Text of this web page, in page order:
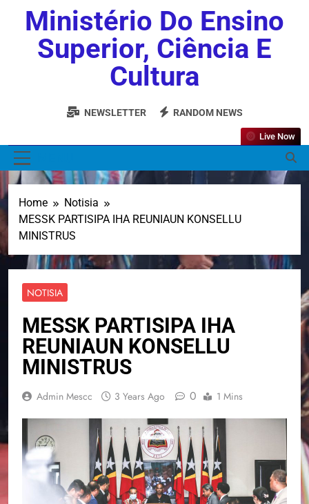
Ministério Do Ensino
Superior, Ciência E
Cultura
NEWSLETTER RANDOM NEWS
Live Now
Home
Notisia
MESSK PARTISIPA IHA REUNIAUN KONSELLU
MINISTRUS
NOTISIA
MESSK PARTISIPA IHA
REUNIAUN KONSELLU
MINISTRUS
Admin Mescc 3 Years Ago 0 1 Mins